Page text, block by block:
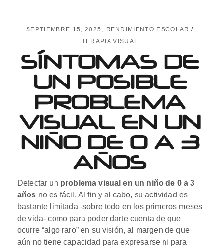
SEPTIEMBRE 15, 2025
RENDIMIENTO ESCOLAR
TERAPIA VISUAL
SÍNTOMAS DE
UN POSIBLE
PROBLEMA
VISUAL EN UN
NIÑO DE 0 A 3
AÑOS
Detectar un problema visual en un niño de 0 a 3
años no es fácil. Al fin y al cabo, su actividad es
bastante limitada -sobre todo en los primeros meses
de vida- como para poder darte cuenta de que
ocurre “algo raro” en su visión, al margen de que
aún no tiene capacidad para expresarse ni para